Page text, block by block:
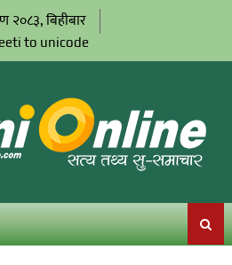
२०८३, बिहीबार
to unicode